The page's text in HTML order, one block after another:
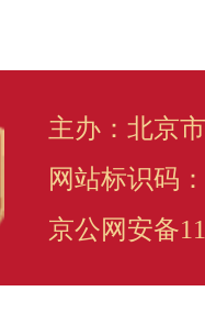
主办：北京
网站标识码
京公网安备